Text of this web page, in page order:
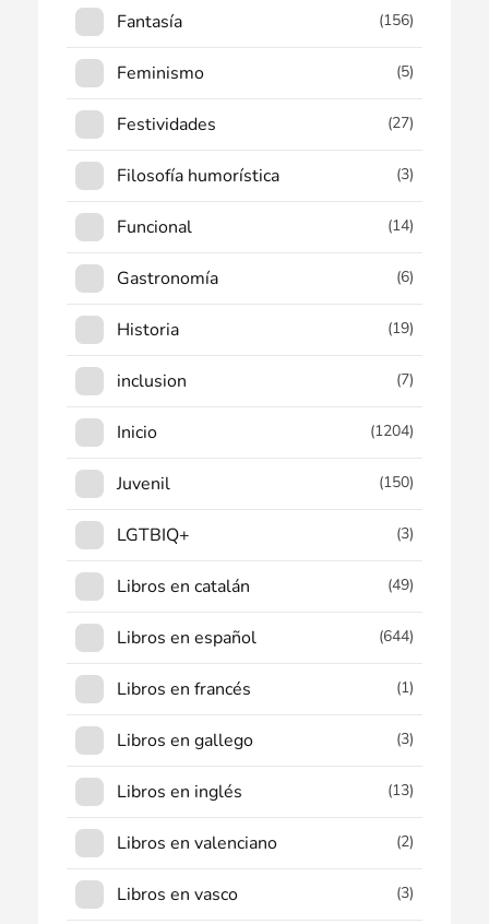
Fantasía (156)
Feminismo (5)
Festividades (27)
Filosofía humorística (3)
Funcional (14)
Gastronomía (6)
Historia (19)
inclusion (7)
Inicio (1204)
Juvenil (150)
LGTBIQ+ (3)
Libros en catalán (49)
Libros en español (644)
Libros en francés (1)
Libros en gallego (3)
Libros en inglés (13)
Libros en valenciano (2)
Libros en vasco (3)